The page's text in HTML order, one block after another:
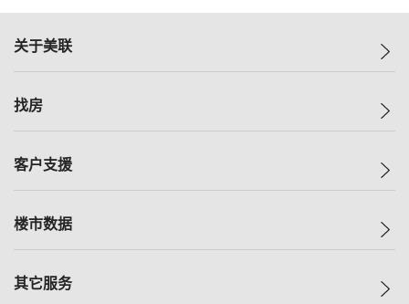
关于美联
美联集团
人才招募
找房
一手新房
减价
美联豪宅
客户支援
自助放盘
查询热线
楼市数据
指数
其它服务